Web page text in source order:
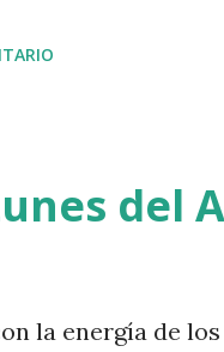
del
la energía de